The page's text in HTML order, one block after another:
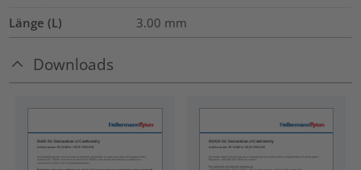
Länge (L) 3.00 mm
Downloads